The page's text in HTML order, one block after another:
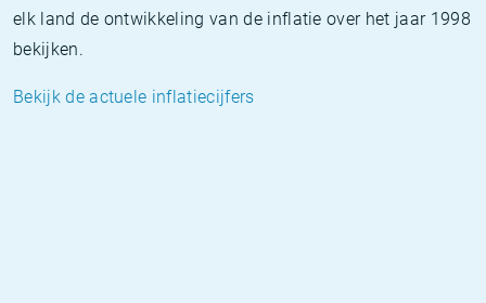
elk land de ontwikkeling van de inflatie over het jaar 1998
bekijken.
Bekijk de actuele inflatiecijfers